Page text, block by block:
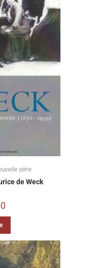
série
de Weck